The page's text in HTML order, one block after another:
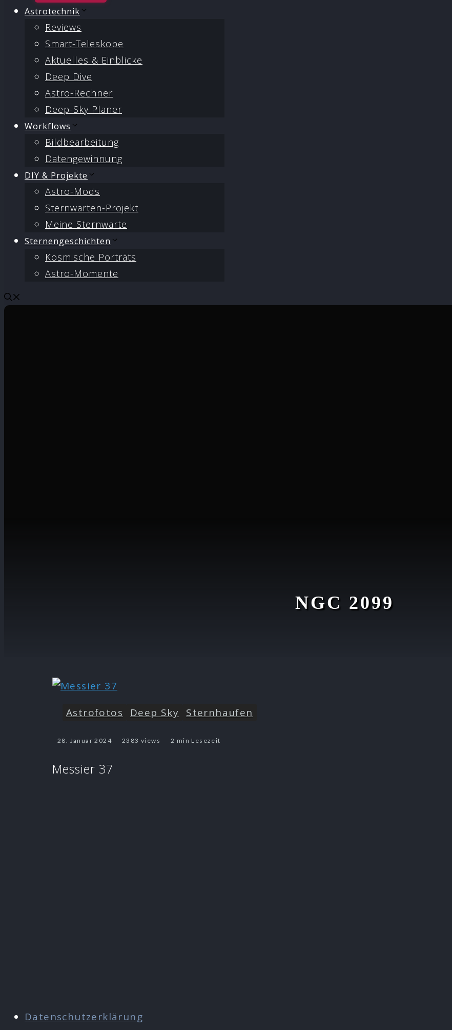
Astrotechnik
Reviews
Smart-Teleskope
Aktuelles & Einblicke
Deep Dive
Astro-Rechner
Deep-Sky Planer
Workflows
Bildbearbeitung
Datengewinnung
DIY & Projekte
Astro-Mods
Sternwarten-Projekt
Meine Sternwarte
Sternengeschichten
Kosmische Porträts
Astro-Momente
NGC 2099
Astrofotos Deep Sky Sternhaufen
28. Januar 2024 2383 views 2 min Lesezeit
Messier 37
Datenschutzerklärung